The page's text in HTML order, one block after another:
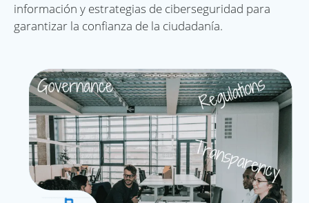
información y estrategias de ciberseguridad para
garantizar la confianza de la ciudadanía.